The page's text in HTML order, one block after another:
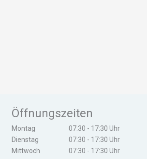
Öffnungszeiten
Montag
Dienstag
Mittwoch
07:30 - 17:30 Uhr
07:30 - 17:30 Uhr
07:30 - 17:30 Uhr